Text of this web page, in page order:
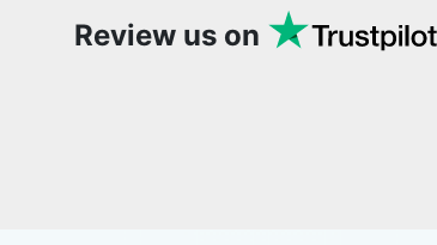
Review us on